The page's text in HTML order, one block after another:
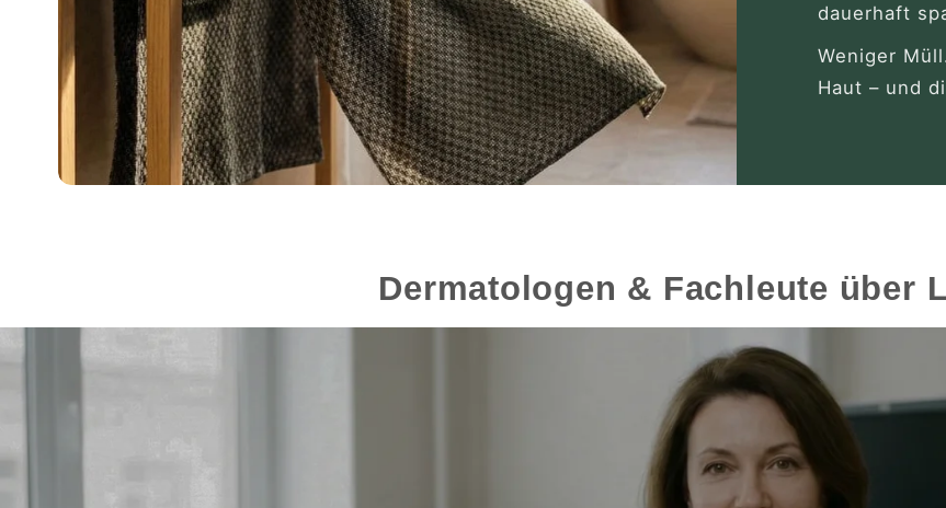
dauerhaft
Weniger
Haut – und
Dermatologen & Fachleute über